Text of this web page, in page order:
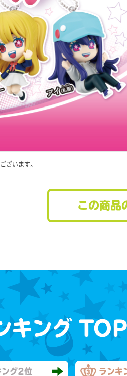
ざいます。
この商品
キング
ング2位 ランキ